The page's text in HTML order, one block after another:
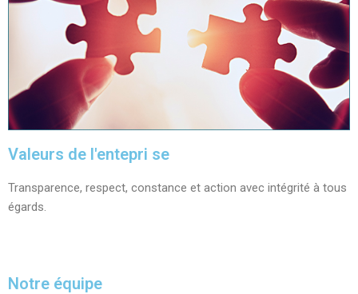
Valeurs de l'entepri se
Transparence, respect, constance et action avec intégrité à tous
égards.
Notre équipe